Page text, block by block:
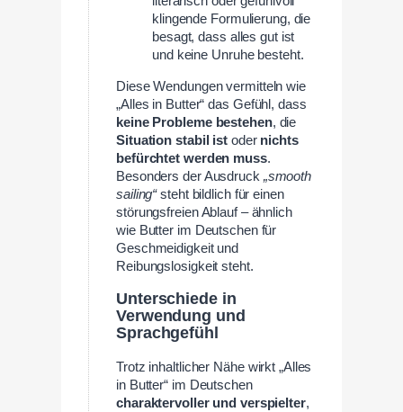
klingende Formulierung, die
besagt, dass alles gut ist
und keine Unruhe besteht.
Diese Wendungen vermitteln wie
„Alles in Butter“ das Gefühl, dass
keine Probleme bestehen, die
Situation stabil ist oder nichts
befürchtet werden muss.
Besonders der Ausdruck „smooth
sailing“steht bildlich für einen
störungsfreien Ablauf – ähnlich
wie Butter im Deutschen für
Geschmeidigkeit und
Reibungslosigkeit steht.
Unterschiede in
Verwendung und
Sprachgefühl
Trotz inhaltlicher Nähe wirkt „Alles
in Butter“ im Deutschen
charaktervoller und verspielter,